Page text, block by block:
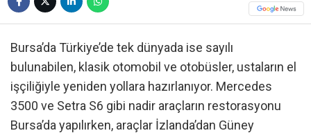
Bursa’da Türkiye’de tek dünyada ise sayılı
bulunabilen, klasik otomobil ve otobüsler, ustaların el
işçiliğiyle yeniden yollara hazırlanıyor. Mercedes
3500 ve Setra S6 gibi nadir araçların restorasyonu
Bursa’da yapılırken, araçlar İzlanda’dan Güney